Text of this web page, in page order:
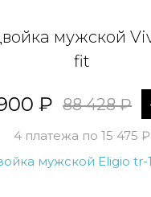
мужской
fit
₽ 88 428 ₽
4 платежа по 15 475 ₽